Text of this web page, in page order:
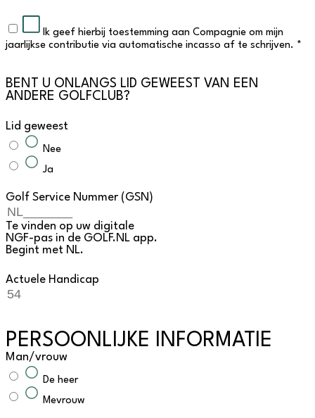
Ik geef hierbij toestemming aan Compagnie om mijn
jaarlijkse contributie via automatische incasso af te schrijven. *
BENT U ONLANGS LID GEWEEST VAN EEN
ANDERE GOLFCLUB?
Lid geweest
Nee
Ja
Golf Service Nummer (GSN)
Te vinden op uw digitale
NGF-pas in de GOLF.NL app.
Begint met NL.
Actuele Handicap
PERSOONLIJKE INFORMATIE
Man/vrouw
De heer
Mevrouw